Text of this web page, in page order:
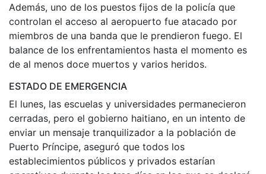
Además, uno de los puestos fijos de la policía que
controlan el acceso al aeropuerto fue atacado por
miembros de una banda que le prendieron fuego. El
balance de los enfrentamientos hasta el momento es
de al menos doce muertos y varios heridos.
ESTADO DE EMERGENCIA
El lunes, las escuelas y universidades permanecieron
cerradas, pero el gobierno haitiano, en un intento de
enviar un mensaje tranquilizador a la población de
Puerto Príncipe, aseguró que todos los
establecimientos públicos y privados estarían